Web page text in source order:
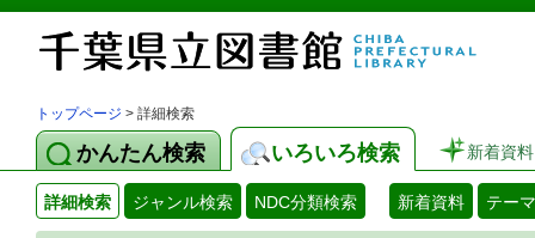
トップページ > 詳細検索
かんたん検索 いろいろ検索 新着資料
詳細検索 ジャンル検索 NDC分類検索 新着資料 テー